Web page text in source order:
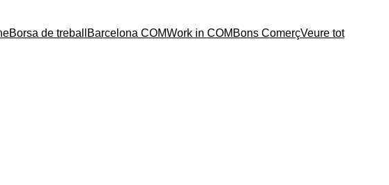
Borsa de treball Barcelona COMWork in COM Bons ComerçVeure tot